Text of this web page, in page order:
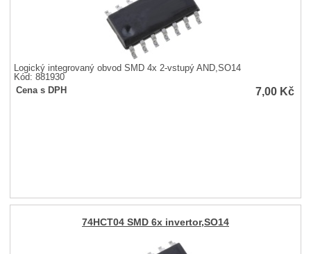
Logický integrovaný obvod SMD 4x 2-vstupý AND,SO14
Kód: 881930
Cena s DPH
7,00 Kč
74HCT04 SMD 6x invertor,SO14